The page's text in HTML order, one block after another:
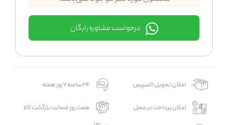
درخواست مشاوره رایگان
امکان تحویل اکسپرس 24 ساعته 7 روز هفته
امکان پرداخت در محل هفت روز ضمانت بازگشت کالا